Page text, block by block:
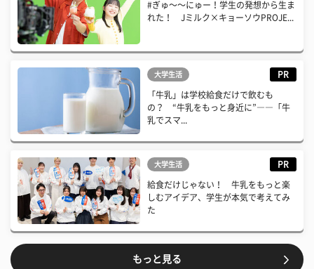
#ぎゅ〜〜にゅー！学生の発想から生ま
れた！ Jミルク×キョーソウPROJE...
大学生活 PR
「牛乳」は学校給食だけで飲むも
の？ “牛乳をもっと身近に”――「牛
乳でスマ...
大学生活 PR
給食だけじゃない！ 牛乳をもっと楽
しむアイデア、学生が本気で考えてみ
た
もっと見る